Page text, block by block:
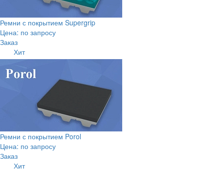
Ремни с покрытием Supergrip
Цена: по запросу
Заказ
Хит
Ремни с покрытием Porol
Цена: по запросу
Заказ
Хит